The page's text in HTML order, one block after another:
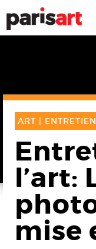
ART |
l’art:
mise